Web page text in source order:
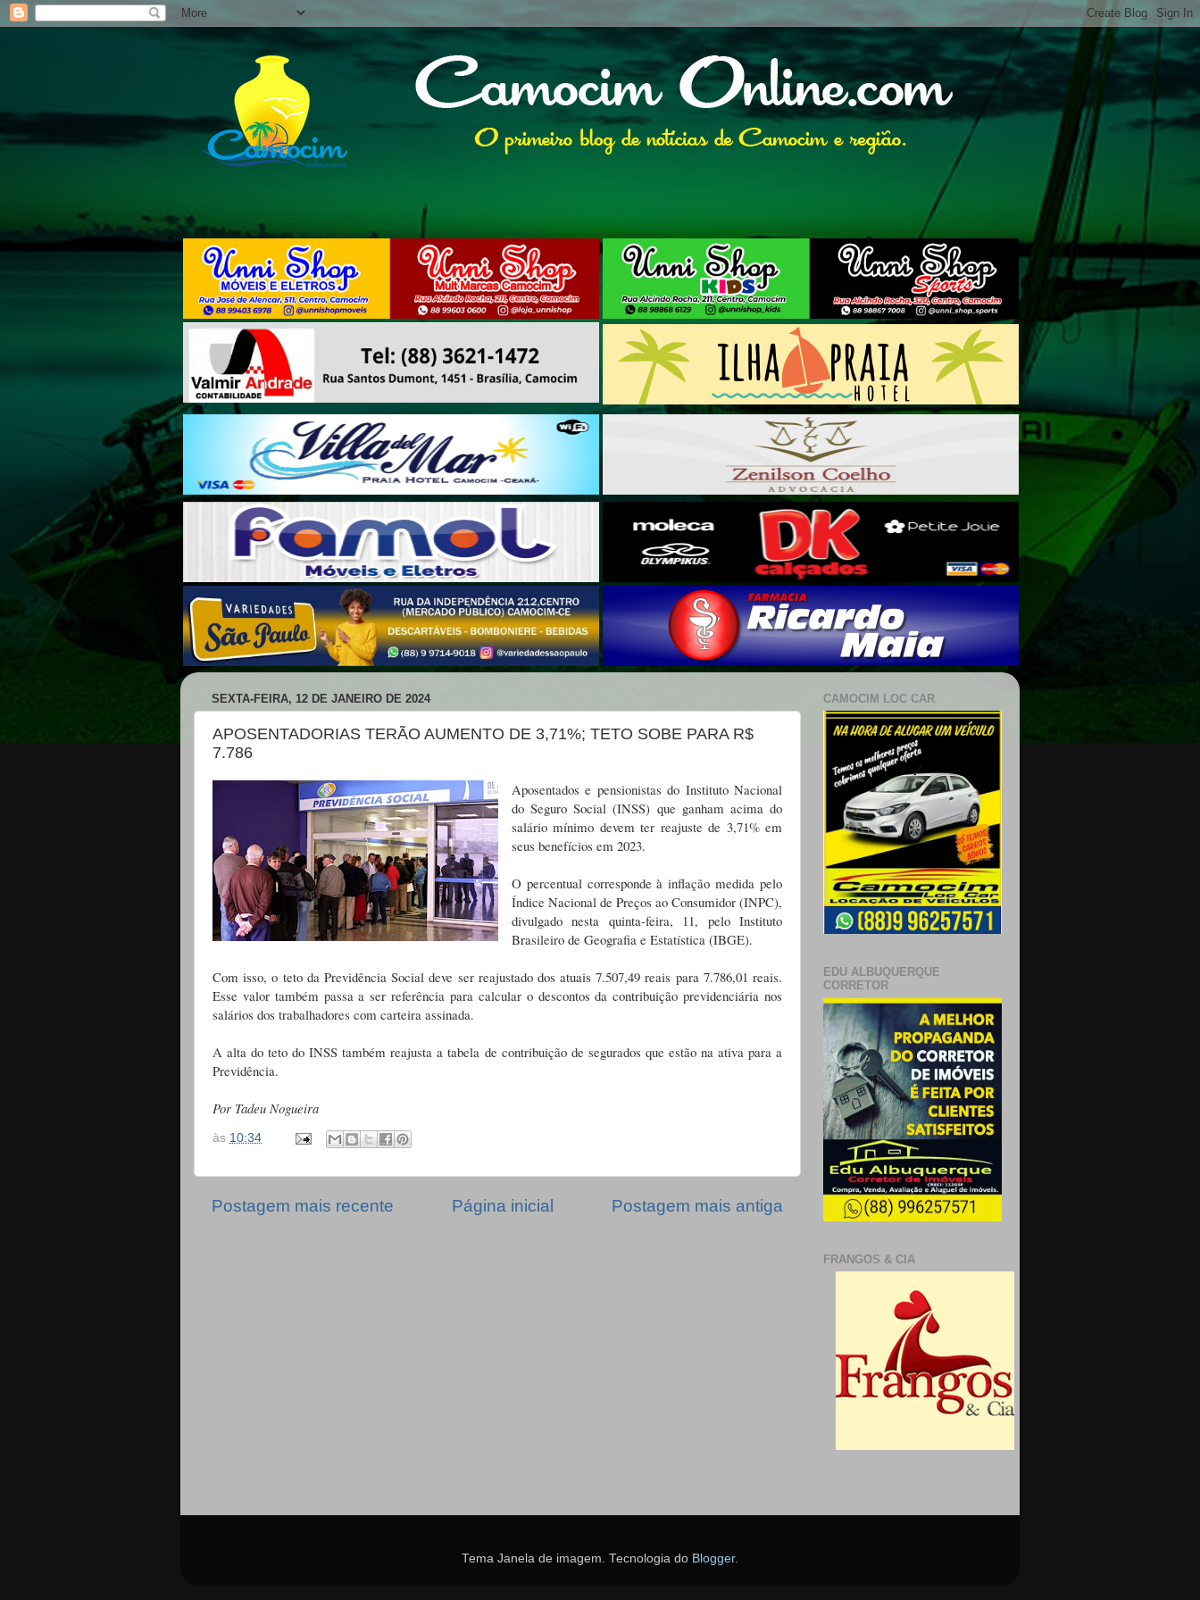
SEXTA-FEIRA, 12 DE JANEIRO DE 2024
APOSENTADORIAS TERÃO AUMENTO DE 3,71%; TETO SOBE PARA R$
7.786
Aposentados e pensionistas do Instituto Nacional
do Seguro Social (INSS) que ganham acima do
salário mínimo devem ter reajuste de 3,71% em
seus benefícios em 2023.
O percentual corresponde à inflação medida pelo
Índice Nacional de Preços ao Consumidor (INPC),
divulgado nesta quinta-feira, 11, pelo Instituto
Brasileiro de Geografia e Estatística (IBGE).
Com isso, o teto da Previdência Social deve ser reajustado dos atuais 7.507,49 reais para 7.786,01 reais.
Esse valor também passa a ser referência para calcular o descontos da contribuição previdenciária nos
salários dos trabalhadores com carteira assinada.
A alta do teto do INSS também reajusta a tabela de contribuição de segurados que estão na ativa para a
Previdência.
Por Tadeu Nogueira
às 10:34
Postagem mais recente Postagem mais antiga
Página inicial
CAMOCIM LOC CAR
EDU ALBUQUERQUE
CORRETOR
FRANGOS & CIA
Tema Janela de imagem. Tecnologia do Blogger.